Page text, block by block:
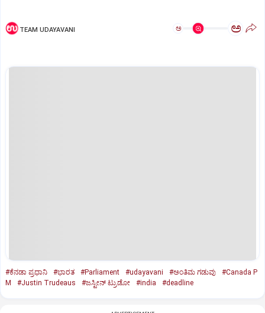
TEAM UDAYAVANI ಅ ಅ
#ಕೆನಡಾ ಪ್ರಧಾನಿ #ಭಾರತ #Parliament #udayavani #ಅಂತಿಮ ಗಡುವು
#Canada P
M
#Justin Trudeaus #ಜಸ್ಟೀನ್‌ ಟ್ರುಡೋ #india #deadline